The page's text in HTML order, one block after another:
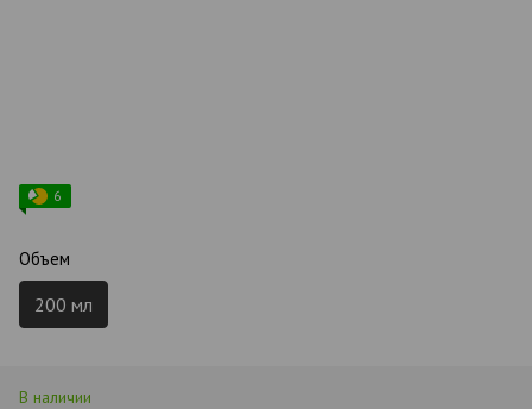
6
Объем
200 мл
В наличии